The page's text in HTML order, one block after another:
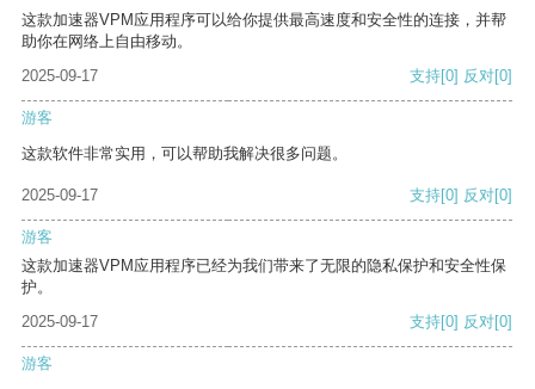
这款加速器VPM应用程序可以给你提供最高速度和安全性的连接，并帮
助你在网络上自由移动。
2025-09-17
支持[0] 反对[0]
游客
这款软件非常实用，可以帮助我解决很多问题。
2025-09-17 支持[0] 反对[0]
游客
这款加速器VPM应用程序已经为我们带来了无限的隐私保护和安全性保
护。
2025-09-17
支持[0] 反对[0]
游客